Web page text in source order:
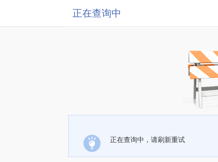
正在查询中
正在查询中，请刷新重试